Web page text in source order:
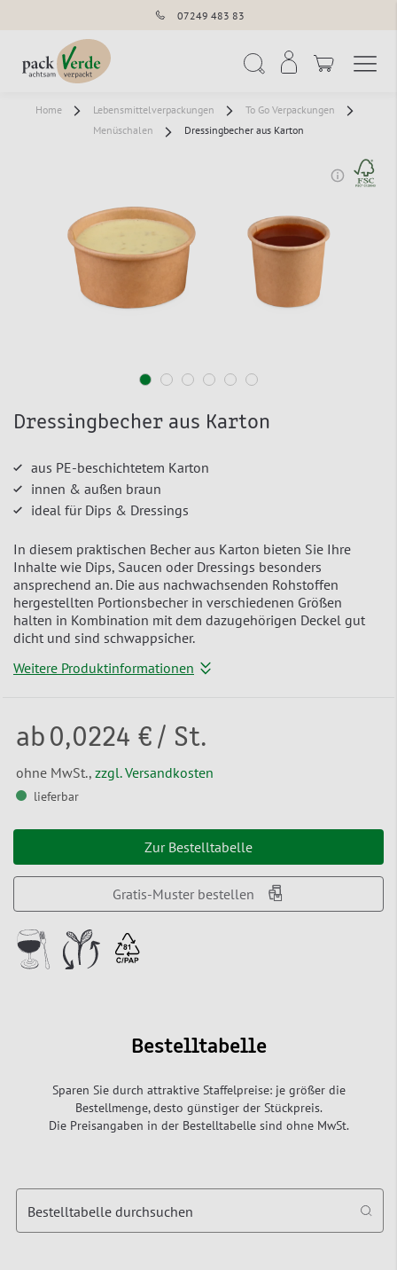
07249 483 83
Home Lebensmittelverpackungen
To Go Verpackungen
Menüschalen
Dressingbecher aus Karton
Dressingbecher aus Karton
aus PE-beschichtetem Karton
innen & außen braun
ideal für Dips & Dressings
In diesem praktischen Becher aus Karton bieten Sie Ihre
Inhalte wie Dips, Saucen oder Dressings besonders
ansprechend an. Die aus nachwachsenden Rohstoffen
hergestellten Portionsbecher in verschiedenen Größen
halten in Kombination mit dem dazugehörigen Deckel gut
dicht und sind schwappsicher.
Weitere Produktinformationen
ab 0,0224 € / St.
ohne MwSt., zzgl. Versandkosten
lieferbar
Zur Bestelltabelle
Gratis-Muster bestellen
Bestelltabelle
Sparen Sie durch attraktive Staffelpreise: je größer die
Bestellmenge, desto günstiger der Stückpreis.
Die Preisangaben in der Bestelltabelle sind ohne MwSt.
Bestelltabelle durchsuchen